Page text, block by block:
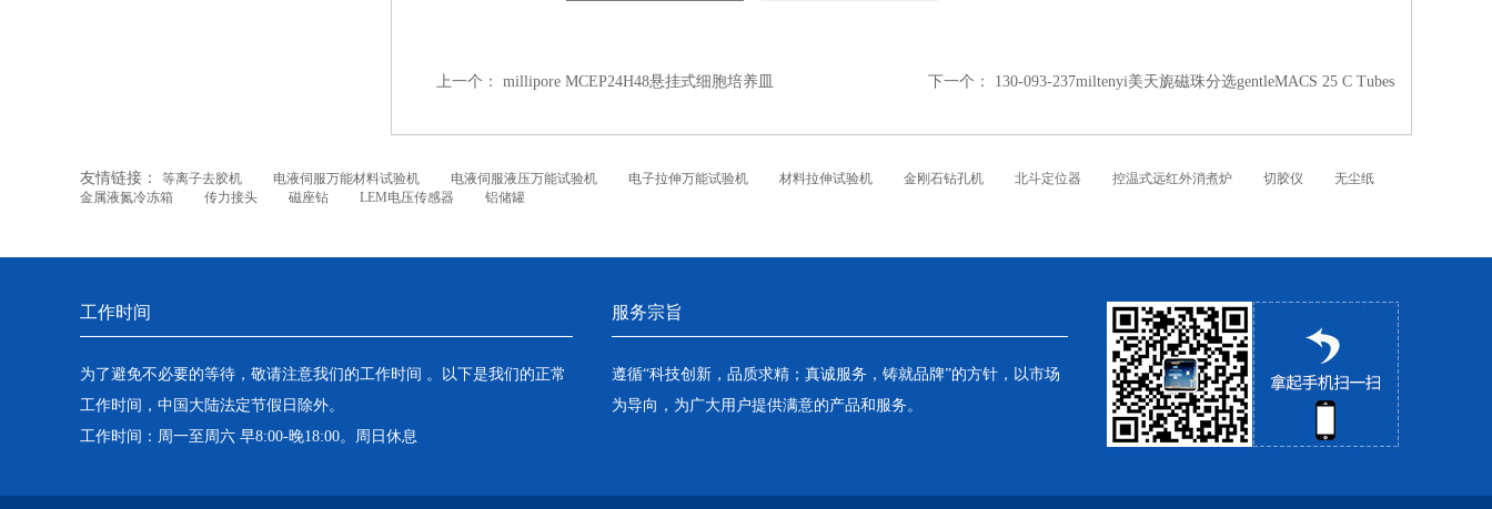
上一个： millipore MCEP24H48悬挂式细胞培养皿 下一个： 130-093-237miltenyi美天旎磁珠分选gentleMACS 25 C Tubes
友情链接： 等离子去胶机 电液伺服万能材料试验机 电液伺服液压万能试验机 电子拉伸万能试验机 材料拉伸试验机 金刚石钻孔机 北斗定位器 控温式远红外消煮炉 切胶仪
无尘纸
金属液氮冷冻箱
传力接头 磁座钻 LEM电压传感器 铝储罐
工作时间
为了避免不必要的等待，敬请注意我们的工作时间 。以下是我们的正常
工作时间，中国大陆法定节假日除外。
工作时间：周一至周六 早8:00-晚18:00。周日休息
服务宗旨
遵循“科技创新，品质求精；真诚服务，铸就品牌”的方针，以市场
为导向，为广大用户提供满意的产品和服务。